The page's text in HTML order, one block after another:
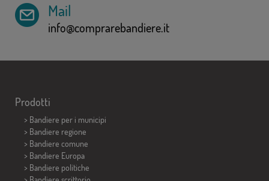
Mail
info@comprarebandiere.it
Prodotti
> Bandiere per i municipi
> Bandiere regione
> Bandiere comune
> Bandiere Europa
> Bandiere politiche